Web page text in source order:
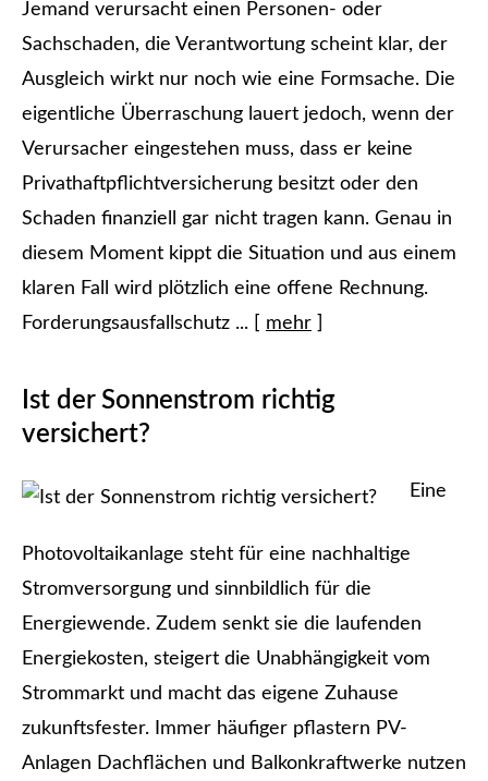
Jemand verursacht einen Per­sonen- oder
Sachschaden, die Verantwortung scheint klar, der
Ausgleich wirkt nur noch wie eine Formsache. Die
eigentliche Überraschung lauert jedoch, wenn der
Verursacher eingestehen muss, dass er keine
Privathaftpflichtversicherung besitzt oder den
Schaden finanziell gar nicht tragen kann. Genau in
diesem Moment kippt die Situation und aus einem
klaren Fall wird plötzlich eine offene Rechnung.
Forderungsausfallschutz ...
mehr
Ist der Sonnenstrom richtig
versichert?
Eine
Photovoltaikanlage steht für eine nachhaltige
Stromversorgung und sinnbildlich für die
Energiewende. Zudem senkt sie die laufenden
Energiekosten, steigert die Unabhängigkeit vom
Strommarkt und macht das eigene Zuhause
zukunftsfester. Immer häufiger pflastern PV-
Anlagen Dachflächen und Balkonkraftwerke nutzen